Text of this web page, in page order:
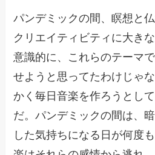
パンデミックの間、瞑想と
クリエイティビティに大き
意識的に、これらのテーマ
せようと思ってたわけじゃ
かく毎日音楽を作ろうとし
だ。パンデミックの間は、
した気持ちになる日が何度